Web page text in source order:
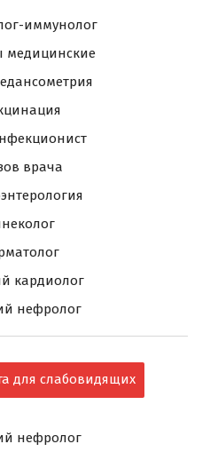
иммунолог
медицинские
врача
кардиолог
нефролог
для слабовидящих
нефролог